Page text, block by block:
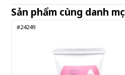
Sản phẩm cùng danh mục
#24249